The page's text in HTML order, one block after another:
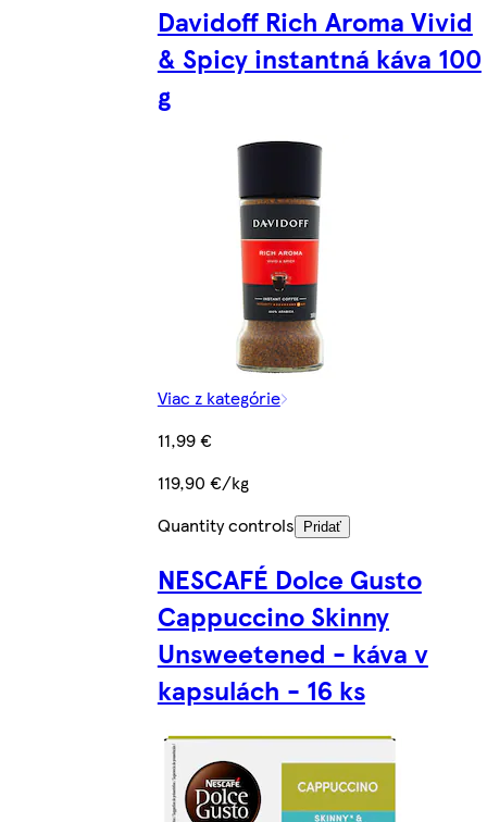
Davidoff Rich Aroma Vivid
& Spicy instantná káva 100
g
Viac z kategórie
11,99 €
119,90 €/kg
Quantity controls
Pridať
NESCAFÉ Dolce Gusto
Cappuccino Skinny
Unsweetened - káva v
kapsulách - 16 ks